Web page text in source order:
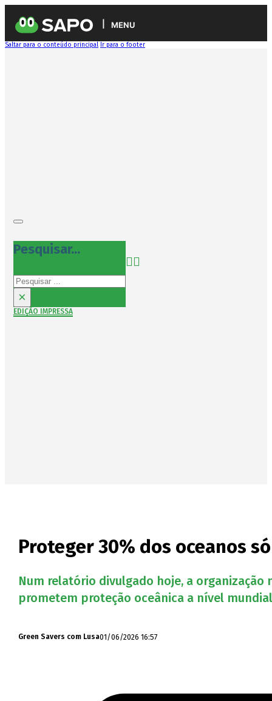
MENU
Saltar para o conteúdo principal Ir para o footer
Pesquisar...
Pesquisar
×
EDIÇÃO IMPRESSA
Proteger 30% dos oceanos
Num relatório divulgado hoje, a
prometem proteção oceânica a nível
Green Savers com Lusa01/06/2026 16:57